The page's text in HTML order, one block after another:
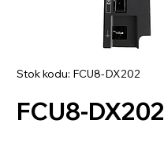
Stok kodu: FCU8-DX202
FCU8-DX202